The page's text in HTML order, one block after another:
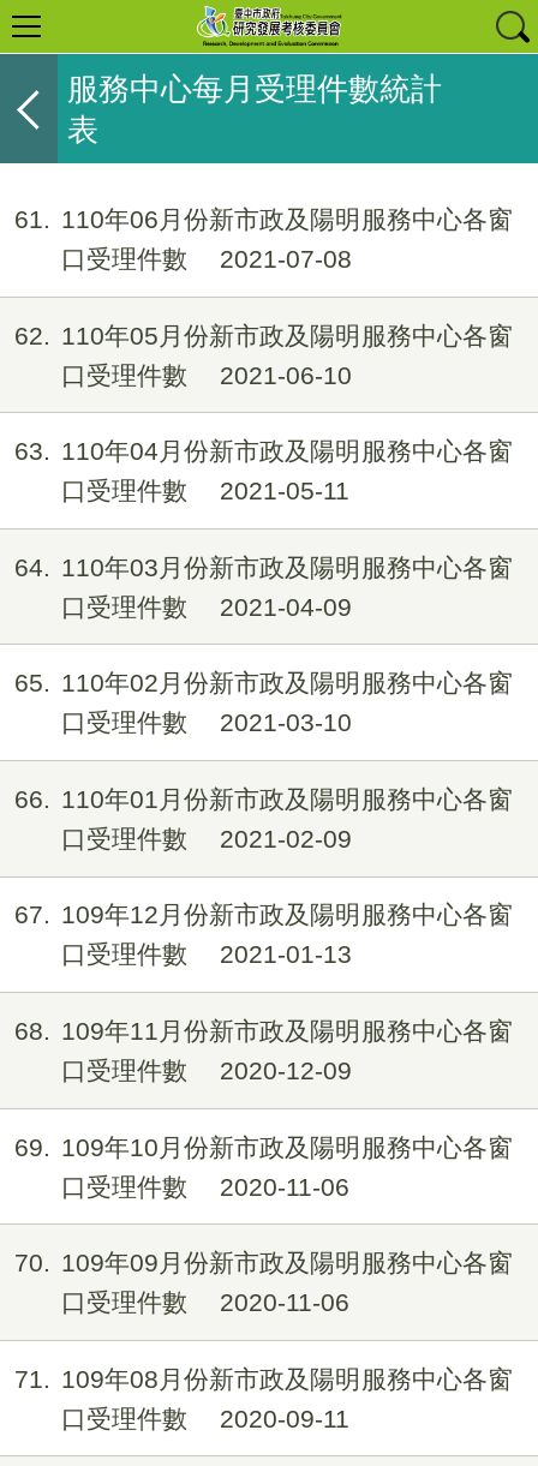
服務中心每月受理件數統計
表
61
110年06月份新市政及陽明服務中心各窗
口受理件數
2021-07-08
62
110年05月份新市政及陽明服務中心各窗
口受理件數
2021-06-10
63
110年04月份新市政及陽明服務中心各窗
口受理件數
2021-05-11
64
110年03月份新市政及陽明服務中心各窗
口受理件數
2021-04-09
65
110年02月份新市政及陽明服務中心各窗
口受理件數
2021-03-10
66
110年01月份新市政及陽明服務中心各窗
口受理件數
2021-02-09
67
109年12月份新市政及陽明服務中心各窗
口受理件數
2021-01-13
68
109年11月份新市政及陽明服務中心各窗
口受理件數
2020-12-09
69
109年10月份新市政及陽明服務中心各窗
口受理件數
2020-11-06
70
109年09月份新市政及陽明服務中心各窗
口受理件數
2020-11-06
71
109年08月份新市政及陽明服務中心各窗
口受理件數
2020-09-11